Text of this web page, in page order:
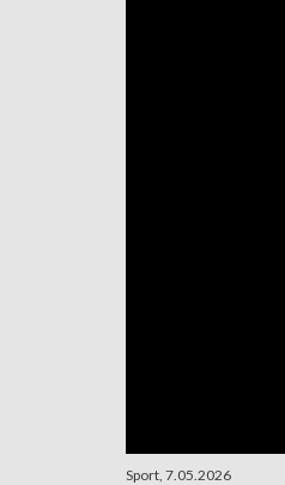
Sport, 7.05.2026